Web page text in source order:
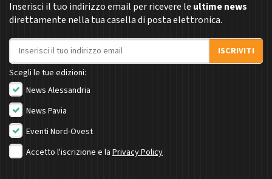
Inserisci il tuo indirizzo email per ricevere le ultime news
direttamente nella tua casella di posta elettronica.
Indirizzo email
ISCRIVITI
Scegli le tue edizioni:
News Alessandria
News Pavia
Eventi Nord-Ovest
Accetto l'iscrizione e la Privacy Policy